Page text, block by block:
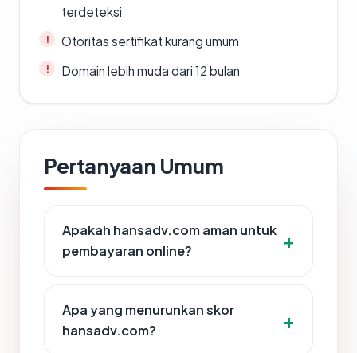
terdeteksi
Otoritas sertifikat kurang umum
Domain lebih muda dari 12 bulan
Pertanyaan Umum
Apakah hansadv.com aman untuk
pembayaran online?
Apa yang menurunkan skor
hansadv.com?